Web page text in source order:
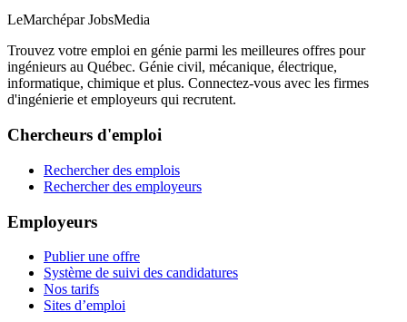
LeMarchépar JobsMedia
Trouvez votre emploi en génie parmi les meilleures offres pour
ingénieurs au Québec. Génie civil, mécanique, électrique,
informatique, chimique et plus. Connectez-vous avec les firmes
d'ingénierie et employeurs qui recrutent.
Chercheurs d'emploi
Rechercher des emplois
Rechercher des employeurs
Employeurs
Publier une offre
Système de suivi des candidatures
Nos tarifs
Sites d’emploi